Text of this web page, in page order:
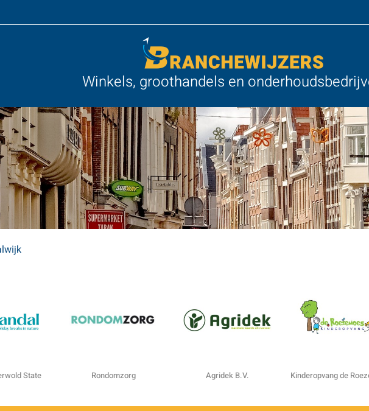
Winkels, groothandels en
State Rondomzorg Agridek B.V. Kinderopvang de